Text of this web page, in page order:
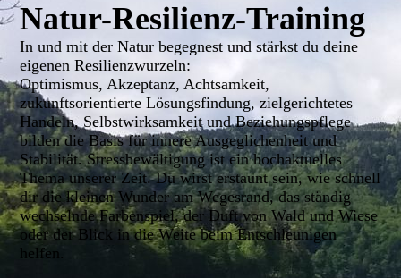
Natur-Resilienz-Training
In und mit der Natur begegnest und stärkst du deine
eigenen Resilienzwurzeln:
Optimismus, Akzeptanz, Achtsamkeit,
zukunftsorientierte Lösungsfindung, zielgerichtetes
Handeln, Selbstwirksamkeit und Beziehungspflege
bilden die Basis für innere Ausgeglichenheit und
Stabilität. Stressbewältigung ist ein hochaktuelles
Thema unserer Zeit. Du wirst erstaunt sein, wie schnell
dir die kleinen Wunder am Wegesrand, das ständig
wechselnde Farbenspiel, der Duft von Wald und Wiese
oder der Blick in die Weite beim Entschleunigen
helfen.